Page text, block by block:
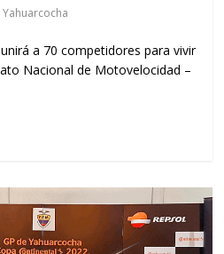
Yahuarcocha
a 70 competidores para vivir
Nacional de Motovelocidad –